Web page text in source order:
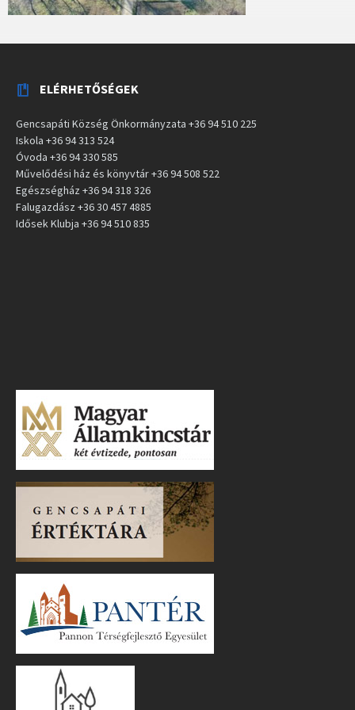
ELÉRHETŐSÉGEK
Gencsapáti Község Önkormányzata +36 94 510 225
Iskola +36 94 313 524
Óvoda +36 94 330 585
Művelődési ház és könyvtár +36 94 508 522
Egészségház +36 94 318 326
Falugazdász +36 30 457 4885
Idősek Klubja +36 94 510 835